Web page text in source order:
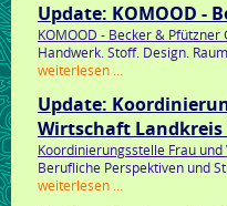
Update: KOMOOD -
KOMOOD - Becker & Pfützner
Handwerk. Stoff. Design.
weiterlesen …
-
becker
&
pfützner
gbr
Update:
Wirtschaft Landkreis
Koordinierungsstelle Frau
Berufliche Perspektiven und
weiterlesen …